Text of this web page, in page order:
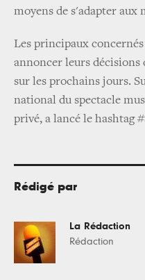
moyens de s'adapter aux
Les principaux
annoncer leurs
sur les prochains jours.
national du spectacle
privé, a lancé le hashtag
Rédigé par
La Rédaction
Rédaction